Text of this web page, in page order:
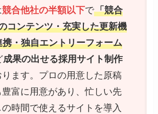
競合他社の半額以下で「競合
コンテンツ・充実した更新機
・独自エントリーフォーム
成果の出せる採用サイト制作
ます。プロの用意した原稿
富に用意があり、忙しい先
時間で使えるサイトを導入